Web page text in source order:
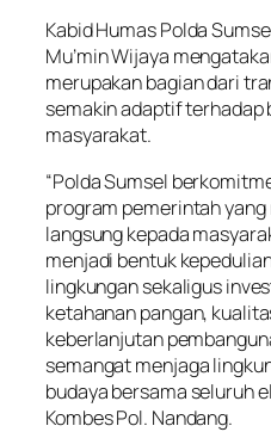
Kabid Humas Polda
Mu’min Wijaya
merupakan bagian dari
semakin adaptif terhadap
masyarakat.
“Polda Sumsel
program pemerintah
langsung kepada
menjadi bentuk
lingkungan sekaligus
ketahanan pangan,
keberlanjutan
semangat menjaga
budaya bersama seluruh
Kombes Pol. Nandang.